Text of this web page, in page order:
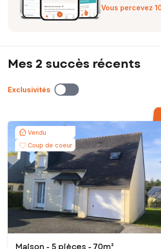
Vous percevez
Mes 2 succès récents
Exclusivités
Vendu
Coup de coeur